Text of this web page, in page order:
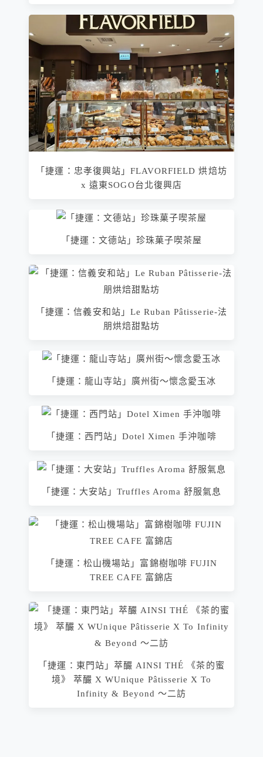
「捷運：忠孝復興站」FLAVORFIELD 烘焙坊
x 遠東SOGO台北復興店
「捷運：文德站」珍珠菓子喫茶屋
「捷運：信義安和站」Le Ruban Pâtisserie-法
朋烘焙甜點坊
「捷運：龍山寺站」廣州街～懷念愛玉冰
「捷運：西門站」Dotel Ximen 手沖咖啡
「捷運：大安站」Truffles Aroma 舒服氣息
「捷運：松山機場站」富錦樹咖啡 FUJIN
TREE CAFE 富錦店
「捷運：東門站」萃釅 AINSI THÉ 《茶的蜜
境》 萃釅 X WUnique Pâtisserie X To
Infinity & Beyond ～二訪